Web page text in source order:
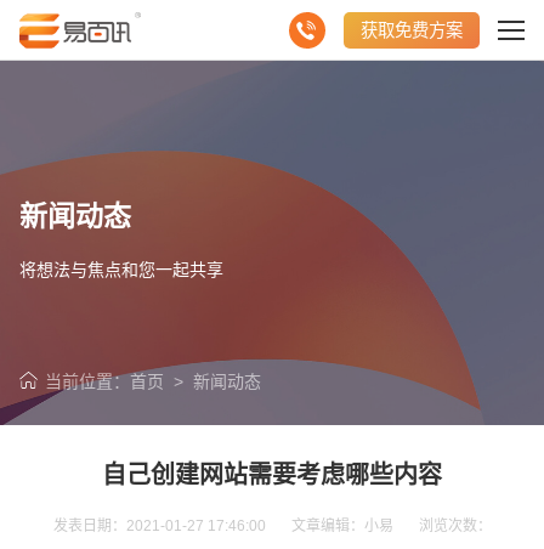
获取免费方案
新闻动态
将想法与焦点和您一起共享
当前位置： 首页 > 新闻动态
自己创建网站需要考虑哪些内容
发表日期：2021-01-27 17:46:00 文章编辑：小易 浏览次数：